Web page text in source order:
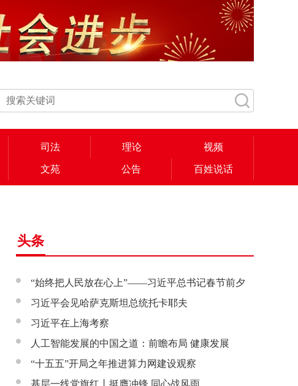
司法 理论 视频
文苑 公告 百姓说话
头条
“始终把人民放在心上”——习近平总书记春节前夕
赴辽宁看望慰问基层干部群众纪实
习近平会见哈萨克斯坦总统托卡耶夫
习近平在上海考察
人工智能发展的中国之道：前瞻布局 健康发展
“十五五”开局之年推进算力网建设观察
基层一线党旗红丨挺膺冲锋 同心战风雨